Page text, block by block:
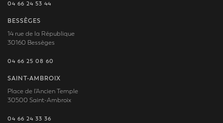
04 66 24 53 44
BESSÈGES
14 rue de la République
30160 Bessèges
04 66 25 08 60
SAINT-AMBROIX
Place de l'Ancien Temple
30500 Saint-Ambroix
04 66 24 33 36